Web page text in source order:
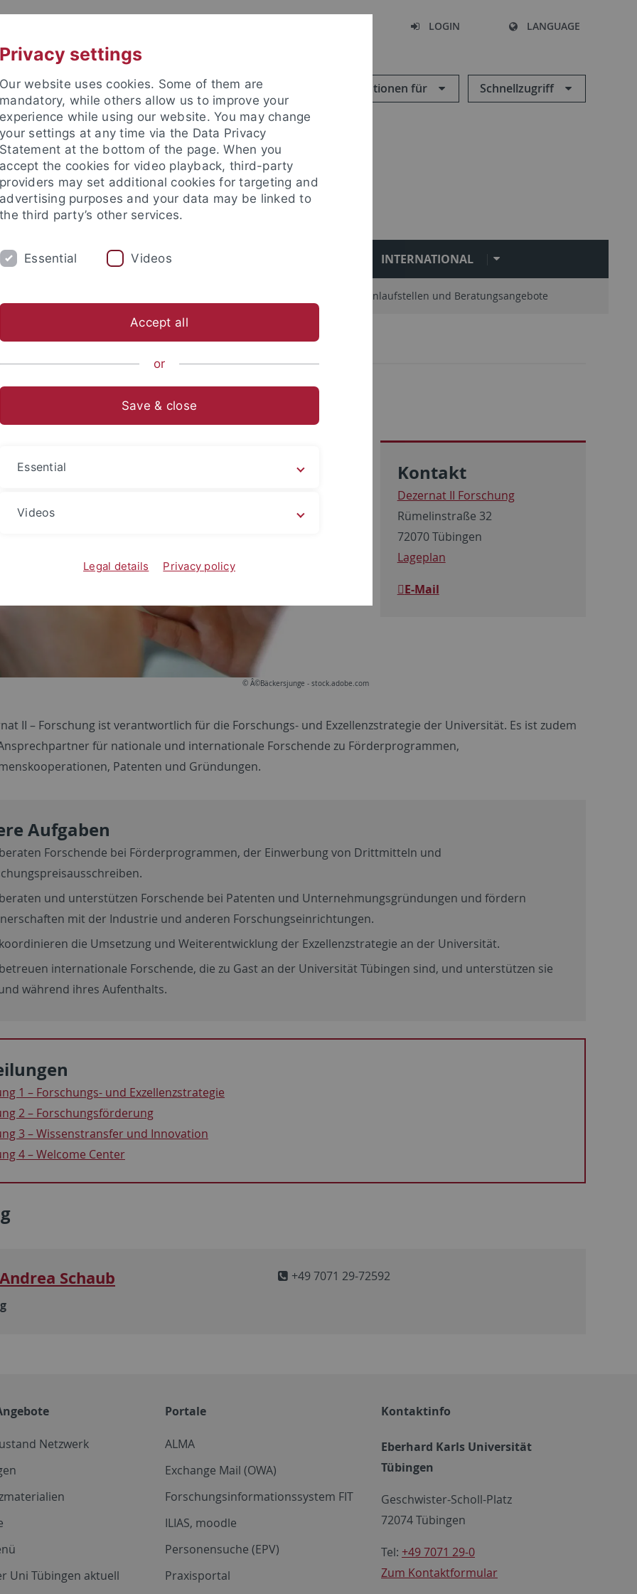
LOGIN LANGUAGE
Informationen für Schnellzugriff
FORSCHUNG INTERNATIONAL
Zentrale Anlaufstellen und Beratungsangebote
II – Forschung
© Â©Bäckersjunge - stock.adobe.com
Kontakt
Dezernat II Forschung
Rümelinstraße 32
72070 Tübingen
Lageplan
E-Mail
II – Forschung ist verantwortlich für die Forschungs- und Exzellenzstrategie der Universität. Es ist zudem
für nationale und internationale Forschende zu Förderprogrammen,
Patenten und Gründungen.
Aufgaben
Forschende bei Förderprogrammen, der Einwerbung von Drittmitteln und
und unterstützen Forschende bei Patenten und Unternehmungsgründungen und fördern
mit der Industrie und anderen Forschungseinrichtungen.
die Umsetzung und Weiterentwicklung der Exzellenzstrategie an der Universität.
internationale Forschende, die zu Gast an der Universität Tübingen sind, und unterstützen sie
während ihres Aufenthalts.
1 – Forschungs- und Exzellenzstrategie
2 – Forschungsförderung
3 – Wissenstransfer und Innovation
4 – Welcome Center
Schaub +49 7071 29-72592
Netzwerk
Uni Tübingen aktuell
Portale
ALMA
Exchange Mail (OWA)
Forschungsinformationssystem FIT
ILIAS, moodle
Personensuche (EPV)
Praxisportal
Kontaktinfo
Eberhard Karls Universität
Tübingen
Geschwister-Scholl-Platz
72074 Tübingen
Tel: +49 7071 29-0
Zum Kontaktformular
Privacy settings
Our website uses cookies. Some of them are
mandatory, while others allow us to improve your
experience while using our website. You may change
your settings at any time via the Data Privacy
Statement at the bottom of the page. When you
accept the cookies for video playback, third-party
providers may set additional cookies for targeting and
advertising purposes and your data may be linked to
the third party’s other services.
Essential Videos
Accept all
or
Save & close
Essential
Videos
Legal details Privacy policy